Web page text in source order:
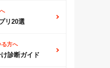
リ20選
る方へ
診断ガイド